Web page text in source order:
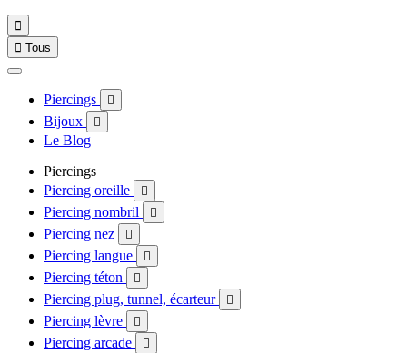

 Tous
Piercings 
Bijoux 
Le Blog
Piercings
Piercing oreille

Piercing nombril 
Piercing nez 
Piercing langue 
Piercing téton 
Piercing plug, tunnel, écarteur 
Piercing lèvre 
Piercing arcade 